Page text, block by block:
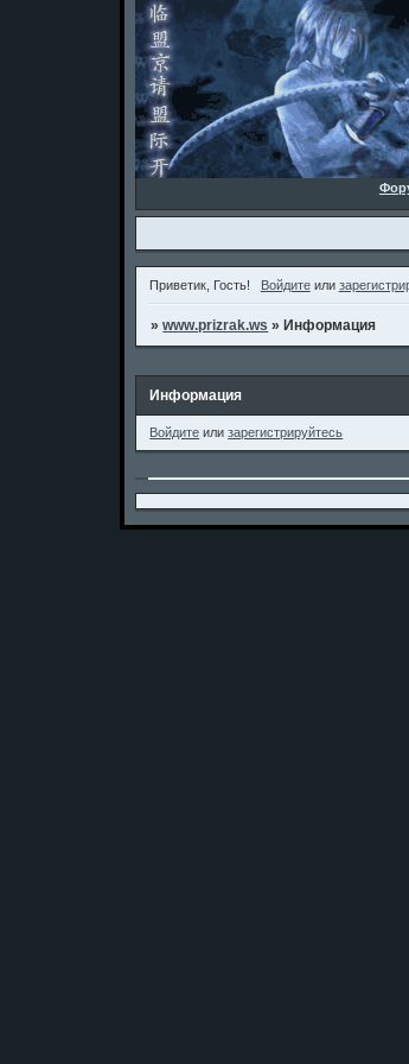
Приветик, Гость! Войдитеили
»www.prizrak.ws » Информация
Информация
Войдите илизарегистрируйтесь